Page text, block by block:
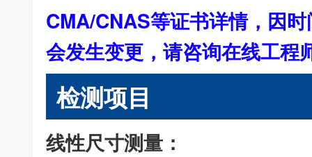
CMA/CNAS等证书详情，因
会发生变更，请咨询在线工程
检测项目
线性尺寸测量：